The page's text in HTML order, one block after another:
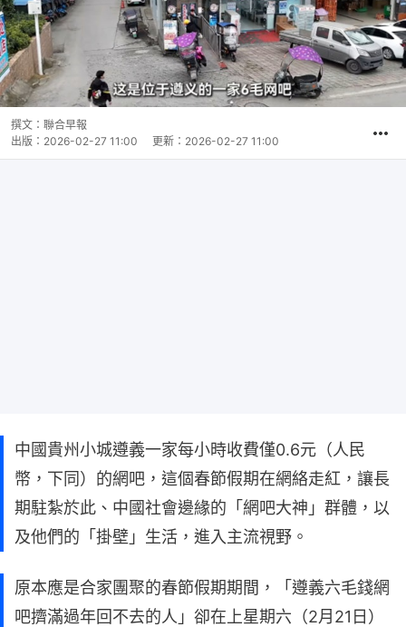
撰文： 聯合早報
出版： 2026-02-27 11:00 更新： 2026-02-27 11:00
中國貴州小城遵義一家每小時收費僅0.6元（人民
幣，下同）的網吧，這個春節假期在網絡走紅，讓長
期駐紮於此、中國社會邊緣的「網吧大神」群體，以
及他們的「掛壁」生活，進入主流視野。
原本應是合家團聚的春節假期期間，「遵義六毛錢網
吧擠滿過年回不去的人」卻在上星期六（2月21日）